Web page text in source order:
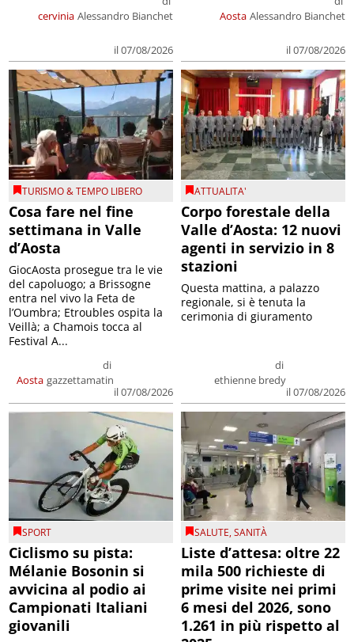
cervinia Alessandro Bianchet
il 07/08/2026
Aosta Alessandro Bianchet
il 07/08/2026
TURISMO & TEMPO LIBERO
Cosa fare nel fine
settimana in Valle
d’Aosta
Aosta
di
gazzettamatin
il 07/08/2026
GiocAosta prosegue tra le vie
del capoluogo; a Brissogne
entra nel vivo la Feta de
l’Oumbra; Etroubles ospita la
Veillà; a Chamois tocca al
Festival A...
ATTUALITA'
Corpo forestale della
Valle d’Aosta: 12 nuovi
agenti in servizio in 8
stazioni
di
ethienne bredy
il 07/08/2026
Questa mattina, a palazzo
regionale, si è tenuta la
cerimonia di giuramento
SPORT
Ciclismo su pista:
Mélanie Bosonin si
avvicina al podio ai
Campionati Italiani
giovanili
SALUTE,SANITÀ
Liste d’attesa: oltre 22
mila 500 richieste di
prime visite nei primi
6 mesi del 2026, sono
1.261 in più rispetto al